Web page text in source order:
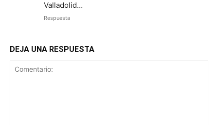
Valladolid…
Respuesta
DEJA UNA RESPUESTA